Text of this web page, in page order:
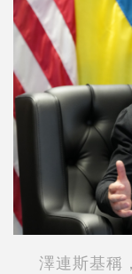
澤連斯基稱